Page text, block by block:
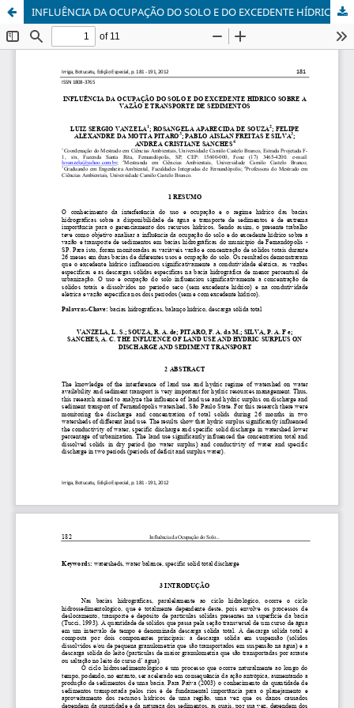
INFLUÊNCIA DA OCUPAÇÃO DO SOLO E DO EXCEDENTE HÍDRICO SOBRE A VAZÃO E TRANSPORTE DE SEDIMENTOS